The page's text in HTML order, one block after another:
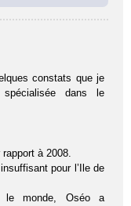
constats que je
dans le
à 2008.
pour l’Ile de
monde, Oséo a